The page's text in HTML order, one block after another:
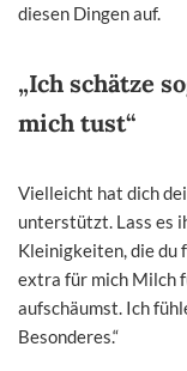
diesen Dingen auf.
„Ich schätze
mich tust“
Vielleicht hat dich
unterstützt. Lass es
Kleinigkeiten, die du
extra für mich Milch
aufschäumst. Ich
Besonderes.“